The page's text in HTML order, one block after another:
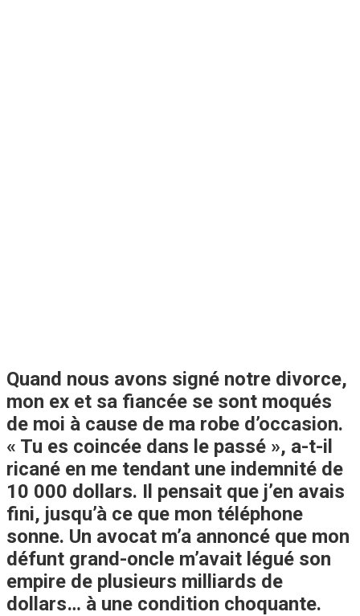
Quand nous avons signé notre divorce,
mon ex et sa fiancée se sont moqués
de moi à cause de ma robe d’occasion.
« Tu es coincée dans le passé », a-t-il
ricané en me tendant une indemnité de
10 000 dollars. Il pensait que j’en avais
fini, jusqu’à ce que mon téléphone
sonne. Un avocat m’a annoncé que mon
défunt grand-oncle m’avait légué son
empire de plusieurs milliards de
dollars… à une condition choquante.